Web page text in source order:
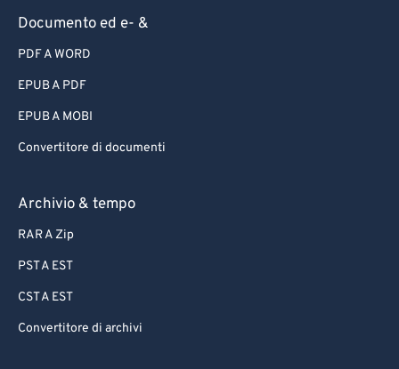
Documento ed e- &
PDF A WORD
EPUB A PDF
EPUB A MOBI
Convertitore di documenti
Archivio & tempo
RAR A Zip
PST A EST
CST A EST
Convertitore di archivi